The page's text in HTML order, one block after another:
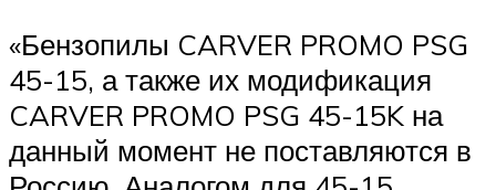
«Бензопилы CARVER PROMO PSG
45-15, а также их модификация
CARVER PROMO PSG 45-15K на
данный момент не поставляются в